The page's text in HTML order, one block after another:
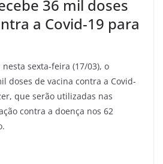
36 mil doses
a Covid-19 para
sexta-feira (17/03), o
doses de vacina contra a Covid-
que serão utilizadas nas
contra a doença nos 62